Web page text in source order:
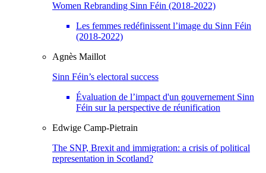
Women Rebranding Sinn Féin (2018-2022)
Les femmes redéfinissent l’image du Sinn Féin
(2018-2022)
Agnès Maillot
Sinn Féin’s electoral success
Évaluation de l’impact d'un gouvernement Sinn
Féin sur la perspective de réunification
Edwige Camp-Pietrain
The SNP, Brexit and immigration: a crisis of political
representation in Scotland?